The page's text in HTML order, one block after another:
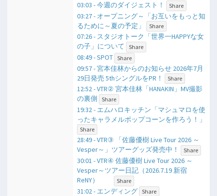
03:03 - 今週のダイジェスト！ Share
03:27 - オープニング～「お互いをもっと知
るために～夏の予定」
Share
07:26 - スタジオトーク「世界一HAPPYな女
の子」について
Share
08:49 - SPOT Share
09:57 - 宮本佳林からのお知らせ 2026年7月
29日発売 5thシングルをPR！
Share
12:52 - VTR② 宮本佳林「HANAKIN」MV撮影
の裏側
Share
19:32 - エムハロキッチン「マシュマロを使
ったキャラメルポップコーンを作ろう！」
Share
28:49 - VTR③ 「佐藤優樹 Live Tour 2026 ～
Vesper～」ツアーグッズ発売中！
Share
30:01 - VTR④ 佐藤優樹 Live Tour 2026 ～
Vesper～ツアー日記（2026.7.19 新宿
ReNY）
Share
31:02 - エンディング Share